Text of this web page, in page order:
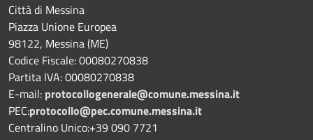
Città di Messina
Piazza Unione Europea
98122, Messina (ME)
Codice Fiscale: 00080270838
Partita IVA: 00080270838
E-mail: protocollogenerale@comune.messina.it
PEC:protocollo@pec.comune.messina.it
Centralino Unico:+39 090 7721